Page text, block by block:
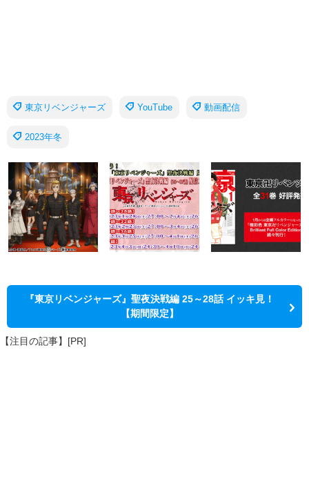
東京リベンジャーズ YouTube 動画配信
2023年冬
『東京リベンジャーズ』聖夜決戦編 25～28話 イッキ見！
【期間限定】
【注目の記事】[PR]